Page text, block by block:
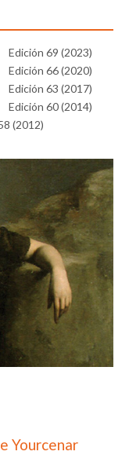
Edición 69 (2023)
Edición 66 (2020)
Edición 63 (2017)
Edición 60 (2014)
(2012)
Yourcenar